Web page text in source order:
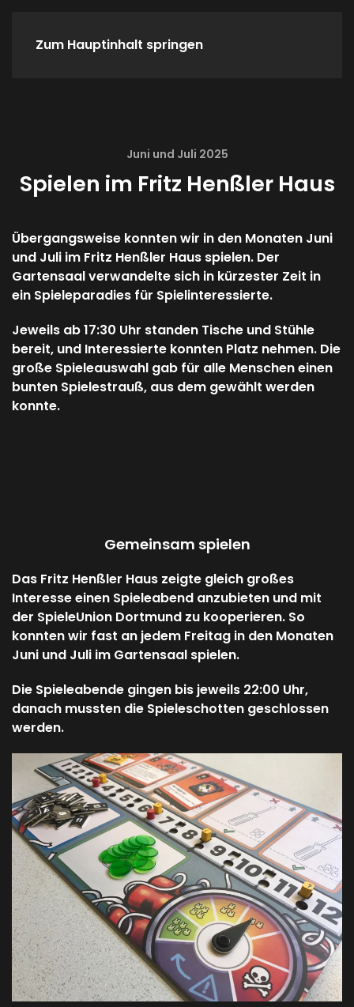
Zum Hauptinhalt springen
Home
Juni und Juli 2025
Spielen im Fritz Henßler Haus
Übergangsweise konnten wir in den Monaten Juni
und Juli im Fritz Henßler Haus spielen. Der
Gartensaal verwandelte sich in kürzester Zeit in
ein Spieleparadies für Spielinteressierte.
Jeweils ab 17:30 Uhr standen Tische und Stühle
bereit, und Interessierte konnten Platz nehmen. Die
große Spieleauswahl gab für alle Menschen einen
bunten Spielestrauß, aus dem gewählt werden
konnte.
Gemeinsam spielen
Das Fritz Henßler Haus zeigte gleich großes
Interesse einen Spieleabend anzubieten und mit
der SpieleUnion Dortmund zu kooperieren. So
konnten wir fast an jedem Freitag in den Monaten
Juni und Juli im Gartensaal spielen.
Die Spieleabende gingen bis jeweils 22:00 Uhr,
danach mussten die Spieleschotten geschlossen
werden.